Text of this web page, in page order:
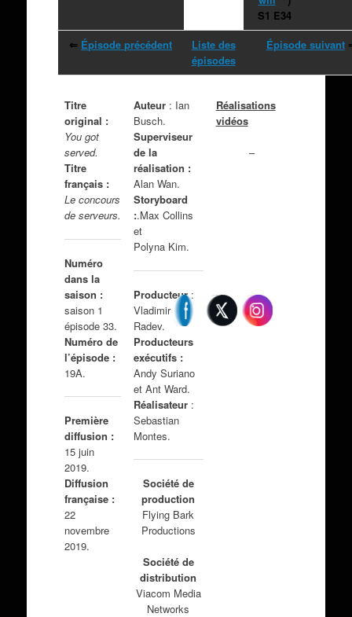
S1 E34
⇐ Épisode précédent
Liste des
épisodes
Épisode suivant
Titre
original :
You got
served.
Titre
français :
Le concours
de serveurs.
Numéro
dans la
saison :
saison 1
épisode 33.
Numéro de
l’épisode :
19A.
Première
diffusion :
15 juin
2019.
Diffusion
française :
22
novembre
2019.
Auteur : Ian
Busch.
Superviseur
de la
réalisation :
Alan Wan.
Storyboard
:.Max Collins
et
Polyna Kim.
Producteur:
Vladimir
Radev.
Producteurs
exécutifs :
Andy Suriano
et Ant Ward.
Réalisateur :
Sebastian
Montes.
Société de
production
Flying Bark
Productions
Société de
distribution
Viacom Media
Networks
Réalisations
vidéos
–